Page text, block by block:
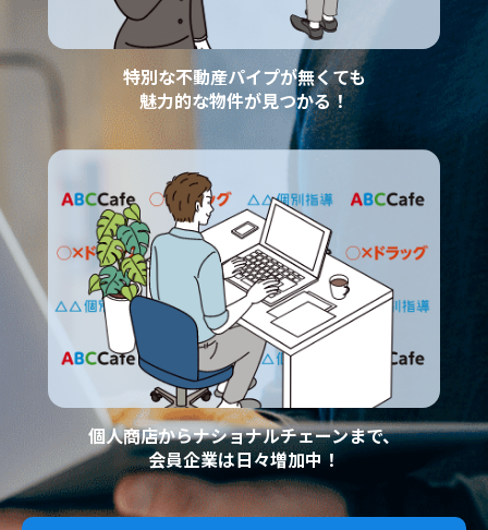
特別な不動産パイプが無くても
魅力的な物件が見つかる！
個人商店からナショナルチェーンまで、
会員企業は日々増加中！